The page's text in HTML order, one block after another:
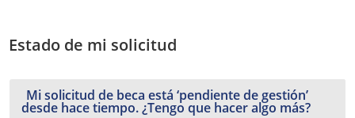
Estado de mi solicitud
Mi solicitud de beca está ‘pendiente de gestión’
desde hace tiempo. ¿Tengo que hacer algo más?